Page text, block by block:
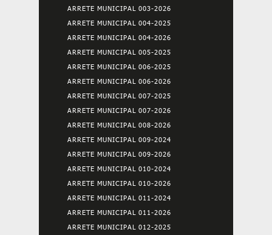
ARRETE MUNICIPAL 003-2026
ARRETE MUNICIPAL 004-2025
ARRETE MUNICIPAL 004-2026
ARRETE MUNICIPAL 005-2025
ARRETE MUNICIPAL 006-2025
ARRETE MUNICIPAL 006-2026
ARRETE MUNICIPAL 007-2025
ARRETE MUNICIPAL 007-2026
ARRETE MUNICIPAL 008-2026
ARRETE MUNICIPAL 009-2024
ARRETE MUNICIPAL 009-2026
ARRETE MUNICIPAL 010-2024
ARRETE MUNICIPAL 010-2026
ARRETE MUNICIPAL 011-2024
ARRETE MUNICIPAL 011-2026
ARRETE MUNICIPAL 012-2025